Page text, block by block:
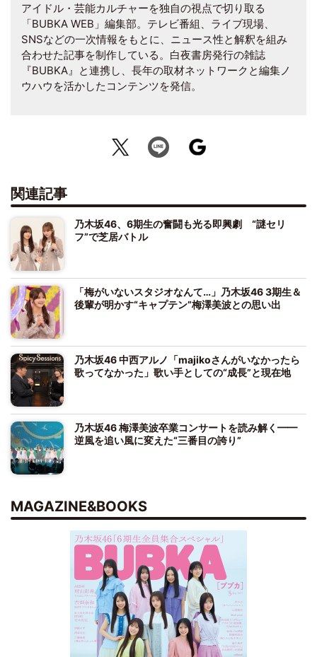
アイドル・芸能カルチャーを独自の視点で切り取る
「BUBKA WEB」編集部。テレビ番組、ライブ現場、
SNSなどの一次情報をもとに、ニュース性と解釈を組み
合わせた記事を制作している。白夜書房発行の雑誌
『BUBKA』と連携し、長年の取材ネットワークと編集ノ
ウハウを活かしたコンテンツを発信。
関連記事
乃木坂46、6期生の奮闘も光る即興劇 “謎セリ
フ”で芝居バトル
「梅がいないスタジオなんて…」乃木坂46 3期生＆
後輩が明かす“キャプテン”梅澤美波との思い出
乃木坂46 中西アルノ「majikoさんがいなかったら
歌ってなかった」歌い手としての“成長”と現在地
乃木坂46 梅澤美波卒業コンサートを読み解く━━
逆風を追い風に変えた“三番目の誇り”
MAGAZINE&BOOKS